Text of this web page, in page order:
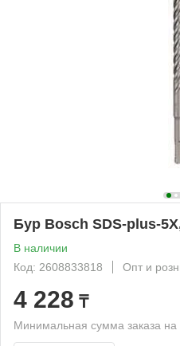
Бур Bosch SDS-plus-
В наличии
Код: 2608833818
Опт и
4 228 ₸
Минимальная сумма заказа